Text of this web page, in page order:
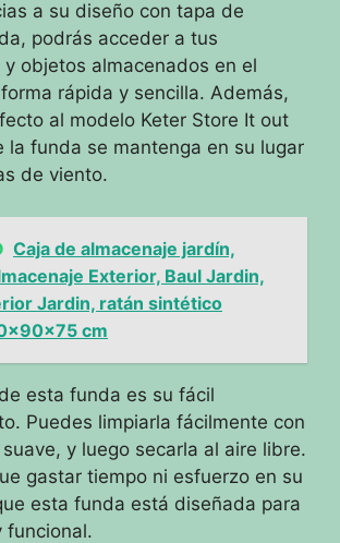
a su diseño con tapa de
podrás acceder a tus
objetos almacenados en el
rápida y sencilla. Además,
al modelo Keter Store It out
la funda se mantenga en su lugar
de viento.
Caja de almacenaje jardín,
Exterior, Baul Jardin,
Jardin, ratán sintético
cm
esta funda es su fácil
Puedes limpiarla fácilmente con
y luego secarla al aire libre.
gastar tiempo ni esfuerzo en su
esta funda está diseñada para
funcional.